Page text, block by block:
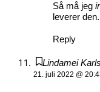
Så må jeg
leverer den.
Reply
Lindamei
21. juli 2022 @